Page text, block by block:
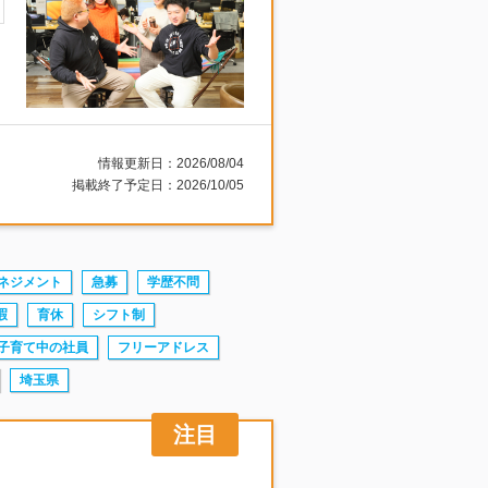
情報更新日：2026/08/04
掲載終了予定日：2026/10/05
ジメント 急募 学歴不問
育休 シフト制
育て中の社員 フリーアドレス
埼玉県